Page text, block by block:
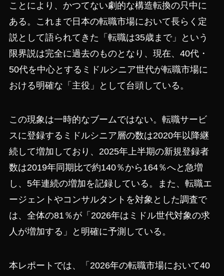
ことにより、かつてない劇的な構造転換の只中に
ある。これまで日本の転職市場において長らく定
説として語られてきた「転職は35歳まで」という
限界説は完全に過去のものとなり、現在、40代・
50代を中心とするミドルシニア世代が転職市場に
おける明確な「主役」として台頭している。
この現象は一時的なブームではない。転職サービ
スに登録するミドルシニア層の数は2020年以降継
続して増加しており、2025年上半期の新規登録者
数は2019年同期比で約140％から164％へと急増
し、5年連続の増加を記録している。また、転職エ
ージェントやコンサルタントを対象とした調査で
は、全体の81％が「2026年はミドル世代対象の求
人が増加する」と明確に予測している。
本レポートでは、「2026年の転職市場において40